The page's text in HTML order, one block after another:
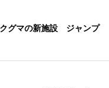
グマの新施設 ジャンプ